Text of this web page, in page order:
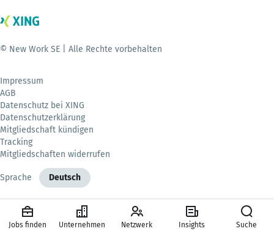
© New Work SE | Alle Rechte vorbehalten
Impressum
AGB
Datenschutz bei XING
Datenschutzerklärung
Mitgliedschaft kündigen
Tracking
Mitgliedschaften widerrufen
Sprache Deutsch
Jobs finden Unternehmen Netzwerk Insights Suche